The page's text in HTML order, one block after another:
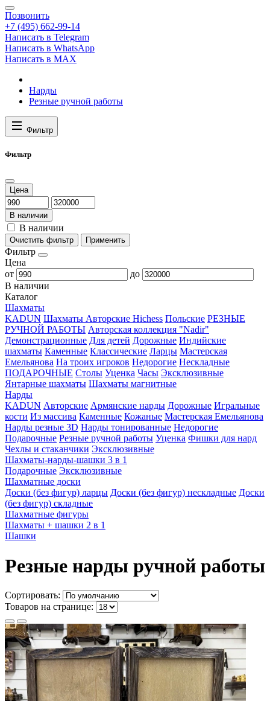
Позвонить
+7 (495) 662-99-14
Написать в Telegram
Написать в WhatsApp
Написать в MAX
Нарды
Резные ручной работы
Фильтр
Фильтр
Цена
В наличии
В наличии
Очистить фильтр Применить
Фильтр
Цена
от
до
В наличии
Каталог
Шахматы
KADUN Шахматы Авторские Hichess Польские РЕЗНЫЕ
РУЧНОЙ РАБОТЫ Авторская коллекция "Nadir"
Демонстрационные Для детей Дорожные Индийские
шахматы Каменные Классические Ларцы Мастерская
Емельянова На троих игроков Недорогие Нескладные
ПОДАРОЧНЫЕ Столы Уценка Часы Эксклюзивные
Янтарные шахматы Шахматы магнитные
Нарды
KADUN Авторские Армянские нарды Дорожные Игральные
кости Из массива Каменные Кожаные Мастерская Емельянова
Нарды резные 3D Нарды тонированные Недорогие
Подарочные Резные ручной работы Уценка Фишки для нард
Чехлы и стаканчики Эксклюзивные
Шахматы-нарды-шашки 3 в 1
Подарочные Эксклюзивные
Шахматные доски
Доски (без фигур) ларцы Доски (без фигур) нескладные Доски
(без фигур) складные
Шахматные фигуры
Шахматы + шашки 2 в 1
Шашки
Резные нарды ручной работы
Сортировать:
Товаров на странице: